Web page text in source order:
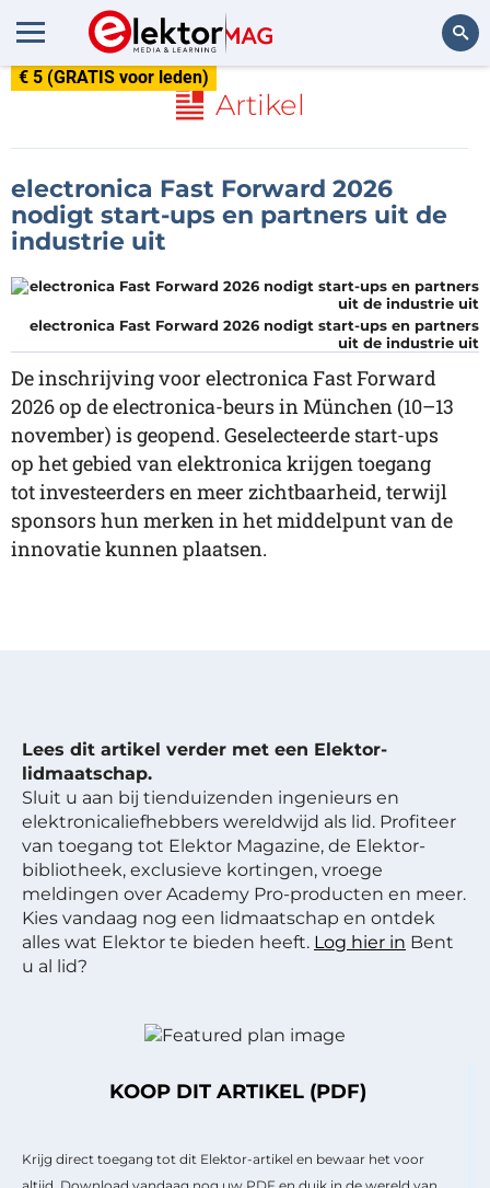
€ 5 (GRATIS voor leden)
Artikel
electronica Fast Forward 2026
nodigt start-ups en partners uit de
industrie uit
electronica Fast Forward 2026 nodigt start-ups en partners
uit de industrie uit
De inschrijving voor electronica Fast Forward
2026 op de electronica-beurs in München (10–13
november) is geopend. Geselecteerde start-ups
op het gebied van elektronica krijgen toegang
tot investeerders en meer zichtbaarheid, terwijl
sponsors hun merken in het middelpunt van de
innovatie kunnen plaatsen.
Lees dit artikel verder met een Elektor-
lidmaatschap.
Sluit u aan bij tienduizenden ingenieurs en
elektronicaliefhebbers wereldwijd als lid. Profiteer
van toegang tot Elektor Magazine, de Elektor-
bibliotheek, exclusieve kortingen, vroege
meldingen over Academy Pro-producten en meer.
Kies vandaag nog een lidmaatschap en ontdek
alles wat Elektor te bieden heeft. Log hier in Bent
u al lid?
KOOP DIT ARTIKEL (PDF)
Krijg direct toegang tot dit Elektor-artikel en bewaar het voor